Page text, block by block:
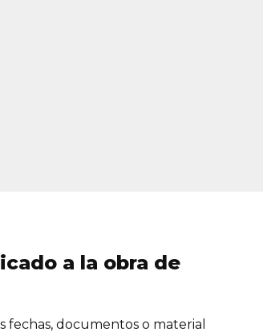
a la obra de
fechas, documentos o material